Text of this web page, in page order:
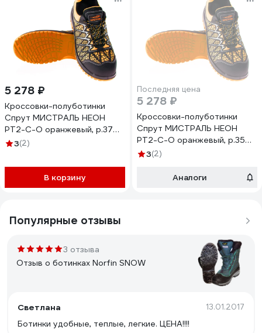
5 278 ₽
Кроссовки-полуботинки
Спрут МИСТРАЛЬ НЕОН
PT2-C-O оранжевый, р.37
130175
3(2)
В корзину
Последняя цена
5 278 ₽
Кроссовки-полуботинки
Спрут МИСТРАЛЬ НЕОН
PT2-C-O оранжевый, р.35
130172
3(2)
Аналоги
Популярные отзывы
3 отзыва
Отзыв о ботинках Norfin SNOW
Светлана 13.01.2017
Ботинки удобные, теплые, легкие. ЦЕНА!!!!